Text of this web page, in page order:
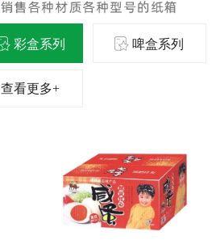
彩盒系列 啤盒系列
查看更多+